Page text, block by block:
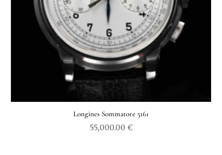
Longines Sommatore 5161
55,000.00 €